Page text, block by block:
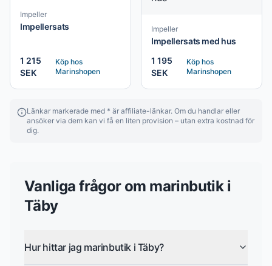
Impeller
Impellersats
1 215
SEK
Köp hos
Marinshopen
Impeller
Impellersats med hus
1 195
SEK
Köp hos
Marinshopen
Länkar markerade med * är affiliate-länkar. Om du handlar eller
ansöker via dem kan vi få en liten provision – utan extra kostnad för
dig.
Vanliga frågor om marinbutiki
Täby
Hur hittar jag marinbutik i Täby?